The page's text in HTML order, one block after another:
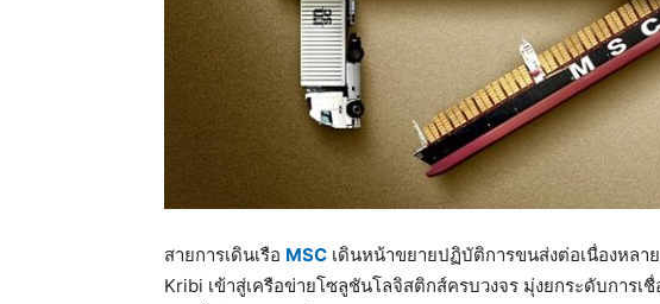
สายการเดินเรือ MSC เดินหน้าขยายปฏิบัติการขนส่งต่อเนื่องหลา
Kribi เข้าสู่เครือข่ายโซลูชันโลจิสติกส์ครบวงจร มุ่งยกระดับการ